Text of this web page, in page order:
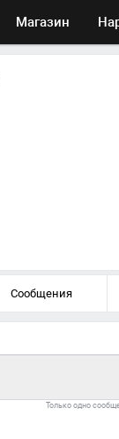
Магазин
Сообщения
Только одно